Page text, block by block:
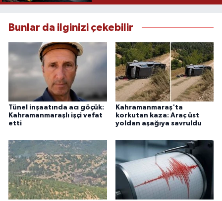
Bunlar da ilginizi çekebilir
Tünel inşaatında acı göçük:
Kahramanmaraşlı işçi vefat
etti
Kahramanmaraş'ta
korkutan kaza: Araç üst
yoldan aşağıya savruldu